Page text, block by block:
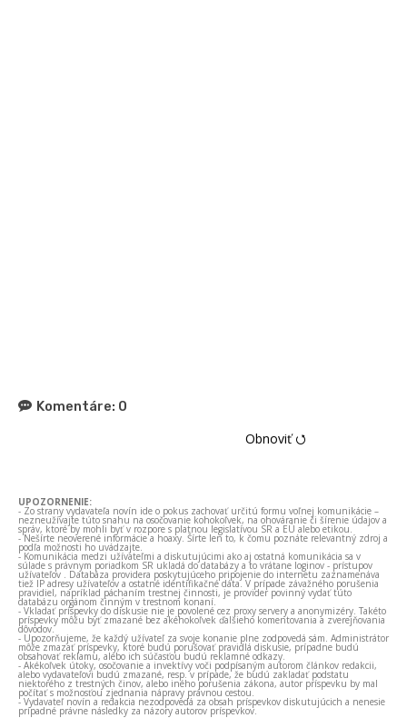
Komentáre: 0
Obnoviť ⭯
UPOZORNENIE:
- Zo strany vydavateľa novín ide o pokus zachovať určitú formu voľnej komunikácie –
nezneužívajte túto snahu na osočovanie kohokoľvek, na ohováranie či šírenie údajov a
správ, ktoré by mohli byť v rozpore s platnou legislatívou SR a EÚ alebo etikou.
- Nešírte neoverené informácie a hoaxy. Šírte len to, k čomu poznáte relevantný zdroj a
podľa možnosti ho uvádzajte.
- Komunikácia medzi užívateľmi a diskutujúcimi ako aj ostatná komunikácia sa v
súlade s právnym poriadkom SR ukladá do databázy a to vrátane loginov - prístupov
užívateľov . Databáza providera poskytujúceho pripojenie do internetu zaznamenáva
tiež IP adresy užívateľov a ostatné identifikačné dáta. V prípade závažného porušenia
pravidiel, napríklad páchaním trestnej činnosti, je provider povinný vydať túto
databázu orgánom činným v trestnom konaní.
- Vkladať príspevky do diskusie nie je povolené cez proxy servery a anonymizéry. Takéto
príspevky môžu byť zmazané bez akéhokoľvek ďalšieho komentovania a zverejňovania
dôvodov.
- Upozorňujeme, že každý užívateľ za svoje konanie plne zodpovedá sám. Administrátor
môže zmazať príspevky, ktoré budú porušovať pravidlá diskusie, prípadne budú
obsahovať reklamu, alebo ich súčasťou budú reklamné odkazy.
- Akékoľvek útoky, osočovanie a invektívy voči podpísaným autorom článkov redakcii,
alebo vydavateľovi budú zmazané, resp. v prípade, že budú zakladať podstatu
niektorého z trestných činov, alebo iného porušenia zákona, autor príspevku by mal
počítať s možnosťou zjednania nápravy právnou cestou.
- Vydavateľ novín a redakcia nezodpovedá za obsah príspevkov diskutujúcich a nenesie
prípadné právne následky za názory autorov príspevkov.